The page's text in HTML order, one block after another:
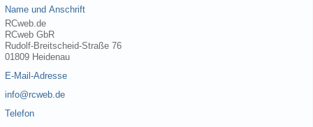
Name und Anschrift
RCweb.de
RCweb GbR
Rudolf-Breitscheid-Straße 76
01809 Heidenau
E-Mail-Adresse
info@rcweb.de
Telefon